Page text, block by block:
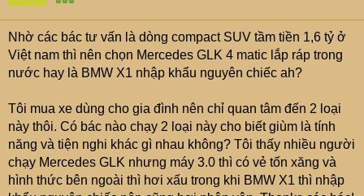
r
t
e
r
Nhờ các bác tư vấn là dòng compact SUV tầm tiền 1,6 tỷ ở
Việt nam thì nên chọn Mercedes GLK 4 matic lắp ráp trong
nước hay là BMW X1 nhập khẩu nguyên chiếc ah?
Tôi mua xe dùng cho gia đình nên chỉ quan tâm đến 2 loại
này thôi. Có bác nào chạy 2 loại này cho biết giùm là tính
năng và tiện nghi khác gì nhau không? Tôi thấy nhiều người
chạy Mercedes GLK nhưng máy 3.0 thì có vẻ tốn xăng và
hình thức bên ngoài thì hơi xấu trong khi BMW X1 thì nhập